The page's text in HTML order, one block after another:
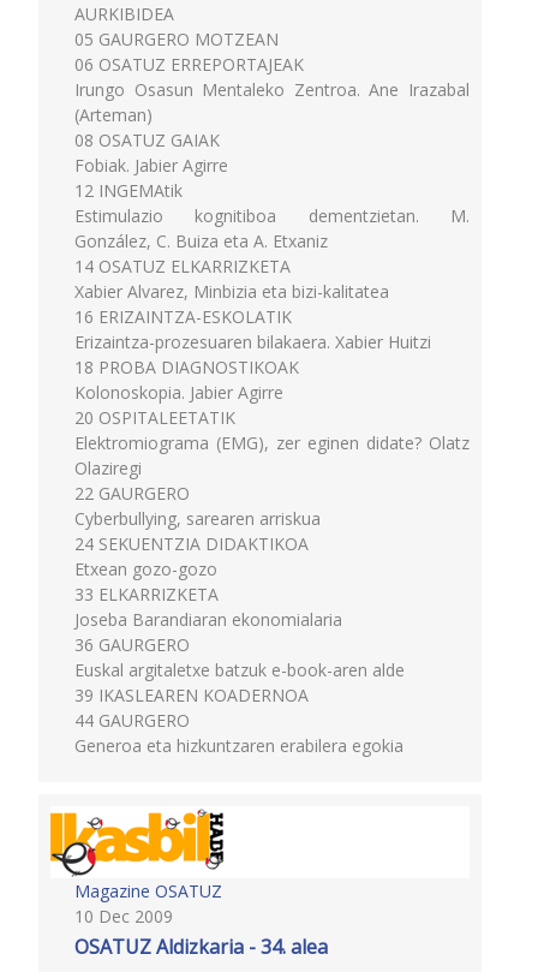
AURKIBIDEA
05 GAURGERO MOTZEAN
06 OSATUZ ERREPORTAJEAK
Irungo Osasun Mentaleko Zentroa. Ane Irazabal
(Arteman)
08 OSATUZ GAIAK
Fobiak. Jabier Agirre
12 INGEMAtik
Estimulazio kognitiboa dementzietan. M.
González, C. Buiza eta A. Etxaniz
14 OSATUZ ELKARRIZKETA
Xabier Alvarez, Minbizia eta bizi-kalitatea
16 ERIZAINTZA-ESKOLATIK
Erizaintza-prozesuaren bilakaera. Xabier Huitzi
18 PROBA DIAGNOSTIKOAK
Kolonoskopia. Jabier Agirre
20 OSPITALEETATIK
Elektromiograma (EMG), zer eginen didate? Olatz
Olaziregi
22 GAURGERO
Cyberbullying, sarearen arriskua
24 SEKUENTZIA DIDAKTIKOA
Etxean gozo-gozo
33 ELKARRIZKETA
Joseba Barandiaran ekonomialaria
36 GAURGERO
Euskal argitaletxe batzuk e-book-aren alde
39 IKASLEAREN KOADERNOA
44 GAURGERO
Generoa eta hizkuntzaren erabilera egokia
Magazine OSATUZ
10 Dec 2009
OSATUZ Aldizkaria - 34. alea